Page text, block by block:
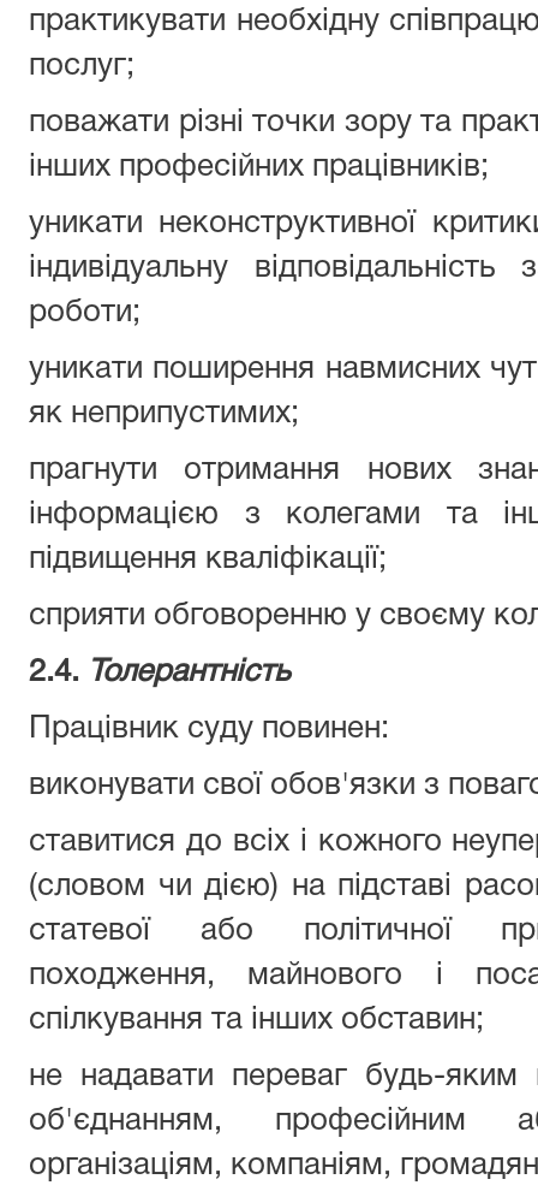
практикувати необхідну
послуг;
поважати різні точки зору та
інших професійних працівників;
уникати неконструктивної
індивідуальну
роботи;
уникати поширення навмисних
як неприпустимих;
прагнути отримання нових
інформацією з колегами та
підвищення кваліфікації;
сприяти обговоренню у своєму
2.4. Толерантність
Працівник суду повинен:
виконувати свої обов'язки з
ставитися до всіх і кожного
(словом чи дією) на підставі
статевої або політичної
походження, майнового і
спілкування та інших обставин;
не надавати переваг будь-яким
об'єднанням, професійним
організаціям, компаніям,